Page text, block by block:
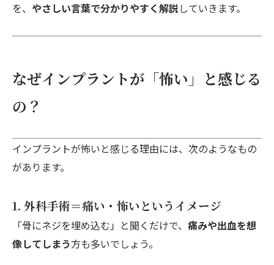
を、 やさしい言葉で分かりやすく解説していきます。
なぜインプラントが「怖い」と感じる
の？
インプラントが怖いと感じる理由には、次のようなもの
があります。
1. 外科手術＝痛い・怖いというイメージ
「骨にネジを埋め込む」と聞くだけで、 痛みや出血を想
像してしまう方も多いでしょう。